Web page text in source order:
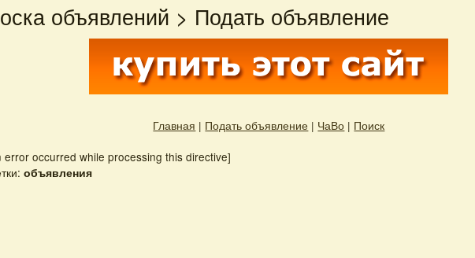
объявлений > Подать объявление
Главная | Подать объявление | ЧаВо | Поиск
error occurred while processing this directive]
объявления